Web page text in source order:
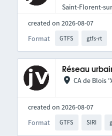
Saint-Florent-
created on 2026-08-07
Format
GTFS gtfs-rt
Réseau
CA de Blois
created on 2026-08-07
Format
GTFS SIRI